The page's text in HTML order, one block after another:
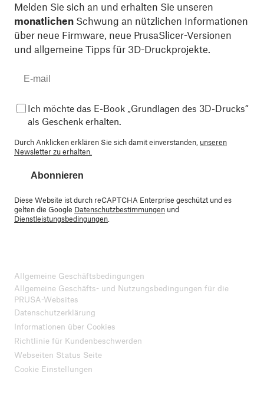
Melden Sie sich an und erhalten Sie unseren
monatlichen Schwung an nützlichen Informationen
über neue Firmware, neue PrusaSlicer-Versionen
und allgemeine Tipps für 3D-Druckprojekte.
Ich möchte das E-Book „Grundlagen des 3D-Drucks“
als Geschenk erhalten.
Durch Anklicken erklären Sie sich damit einverstanden, unseren
Newsletter zu erhalten.
Abonnieren
Diese Website ist durch reCAPTCHA Enterprise geschützt und es
gelten die Google Datenschutzbestimmungen und
Dienstleistungsbedingungen
Allgemeine Geschäftsbedingungen
Allgemeine Geschäfts- und Nutzungsbedingungen für die
PRUSA-Websites
Datenschutzerklärung
Informationen über Cookies
Richtlinie für Kundenbeschwerden
Webseiten Status Seite
Cookie Einstellungen